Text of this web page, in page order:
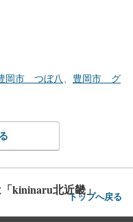
岡市 つぼ八
豊岡市 グ
kininaru北近畿」トップへ戻る